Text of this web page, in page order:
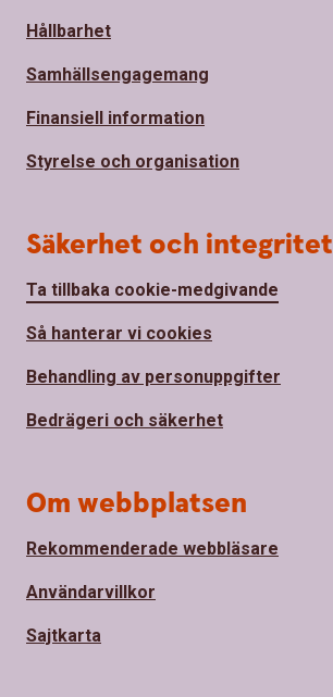
Hållbarhet
Samhällsengagemang
Finansiell information
Styrelse och organisation
Säkerhet och integritet
Ta tillbaka cookie-medgivande
Så hanterar vi cookies
Behandling av personuppgifter
Bedrägeri och säkerhet
Om webbplatsen
Rekommenderade webbläsare
Användarvillkor
Sajtkarta